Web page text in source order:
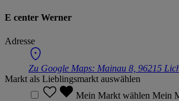
E center Werner
Adresse
Zu Google Maps: Mainau 8, 96215
Markt als Lieblingsmarkt auswählen
Mein Markt wählen Mein